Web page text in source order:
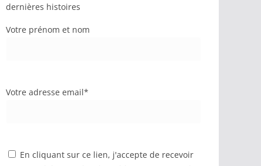
dernières histoires
Votre prénom et nom
Votre adresse email*
En cliquant sur ce lien, j'accepte de recevoir